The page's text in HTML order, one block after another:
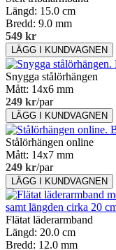
Längd: 15.0 cm
Bredd: 9.0 mm
549 kr
Snygga stålörhängen
Mått: 14x6 mm
249 kr/par
Stålörhängen online
Mått: 14x7 mm
249 kr/par
Flätat läderarmband
Längd: 20.0 cm
Bredd: 12.0 mm